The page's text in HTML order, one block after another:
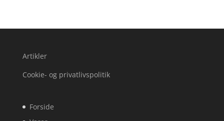
Artikler
Cookie- og privatlivspolitik
Forside